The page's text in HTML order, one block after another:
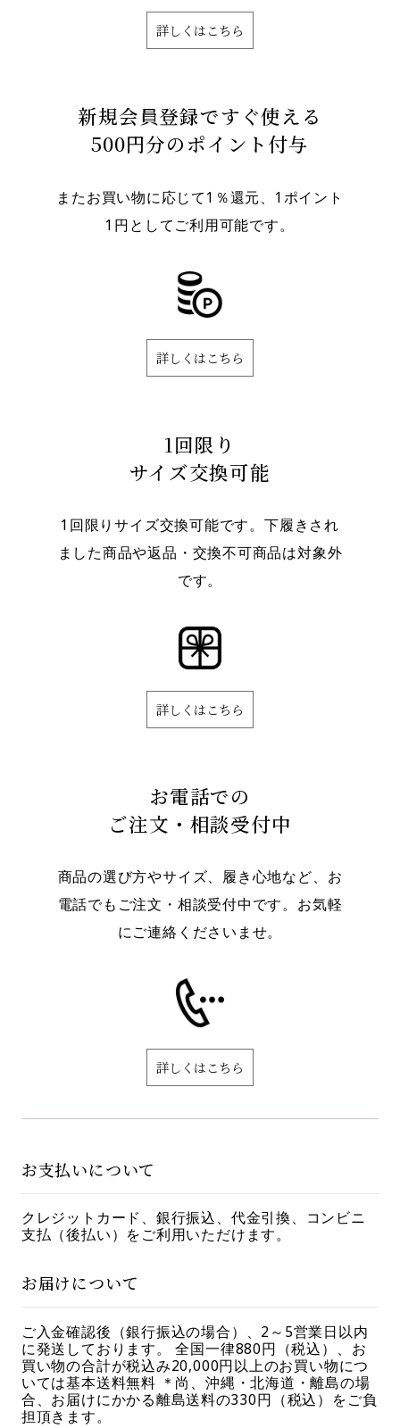
詳しくはこちら
新規会員登録ですぐ使える
500円分のポイント付与
またお買い物に応じて1％還元、1ポイント
1円としてご利用可能です。
詳しくはこちら
1回限り
サイズ交換可能
1回限りサイズ交換可能です。下履きされ
ました商品や返品・交換不可商品は対象外
です。
詳しくはこちら
お電話での
ご注文・相談受付中
商品の選び方やサイズ、履き心地など、お
電話でもご注文・相談受付中です。お気軽
にご連絡くださいませ。
詳しくはこちら
お支払いについて
クレジットカード、銀行振込、代金引換、コンビニ
支払（後払い）をご利用いただけます。
お届けについて
ご入金確認後（銀行振込の場合）、2～5営業日以内
に発送しております。 全国一律880円（税込）、お
買い物の合計が税込み20,000円以上のお買い物につ
いては基本送料無料 ＊尚、沖縄・北海道・離島の場
合、お届けにかかる離島送料の330円（税込）をご負
担頂きます。